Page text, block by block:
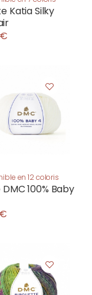
Katia Silky
en 12 coloris
DMC 100% Baby